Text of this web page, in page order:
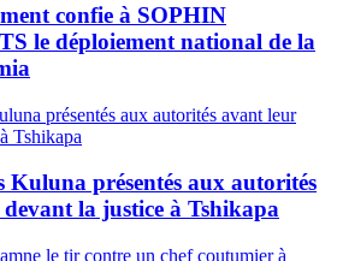
confie à SOPHIN
le déploiement national de la
Kuluna présentés aux autorités
la justice à Tshikapa